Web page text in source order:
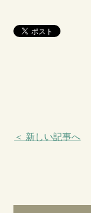
＜ 新しい記事へ